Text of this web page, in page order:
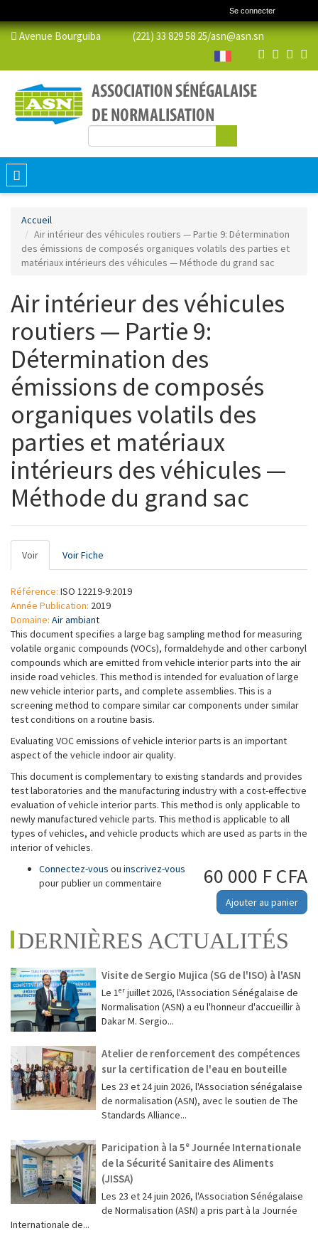
Se connecter
Avenue Bourguiba (221) 33 829 58 25/asn@asn.sn
Formulaire de recherche
Toggle
navigation
Accueil
Air intérieur des véhicules routiers — Partie 9: Détermination
des émissions de composés organiques volatils des parties et
matériaux intérieurs des véhicules — Méthode du grand sac
Air intérieur des véhicules
routiers — Partie 9:
Détermination des
émissions de composés
organiques volatils des
parties et matériaux
intérieurs des véhicules —
Méthode du grand sac
Onglets
principaux
Voir (onglet
actif)
Voir Fiche
Référence: ISO 12219-9:2019
Année Publication: 2019
Domaine: Air ambiant
This document specifies a large bag sampling method for measuring
volatile organic compounds (VOCs), formaldehyde and other carbonyl
compounds which are emitted from vehicle interior parts into the air
inside road vehicles. This method is intended for evaluation of large
new vehicle interior parts, and complete assemblies. This is a
screening method to compare similar car components under similar
test conditions on a routine basis.
Evaluating VOC emissions of vehicle interior parts is an important
aspect of the vehicle indoor air quality.
This document is complementary to existing standards and provides
test laboratories and the manufacturing industry with a cost-effective
evaluation of vehicle interior parts. This method is only applicable to
newly manufactured vehicle parts. This method is applicable to all
types of vehicles, and vehicle products which are used as parts in the
interior of vehicles.
60 000 F CFA
Ajouter au panier
Connectez-vous ou inscrivez-vous
pour publier un commentaire
DERNIÈRES ACTUALITÉS
Visite de Sergio Mujica (SG de l'ISO) à l'ASN
Le 1ᵉʳ juillet 2026, l'Association Sénégalaise de
Normalisation (ASN) a eu l'honneur d'accueillir à
Dakar M. Sergio...
Atelier de renforcement des compétences
sur la certification de l'eau en bouteille
Les 23 et 24 juin 2026, l'Association sénégalaise
de normalisation (ASN), avec le soutien de The
Standards Alliance...
Paricipation à la 5ᵉ Journée Internationale
de la Sécurité Sanitaire des Aliments
(JISSA)
‎Les 23 et 24 juin 2026, l'Association Sénégalaise
de Normalisation (ASN) a pris part à la Journée
Internationale de...